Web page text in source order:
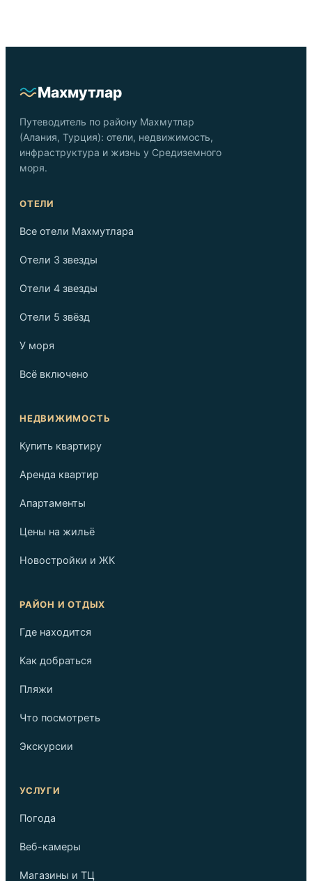
Махмутлар
Путеводитель по району Махмутлар
(Алания, Турция): отели, недвижимость,
инфраструктура и жизнь у Средиземного
моря.
ОТЕЛИ
Все отели Махмутлара
Отели 3 звезды
Отели 4 звезды
Отели 5 звёзд
У моря
Всё включено
НЕДВИЖИМОСТЬ
Купить квартиру
Аренда квартир
Апартаменты
Цены на жильё
Новостройки и ЖК
РАЙОН И ОТДЫХ
Где находится
Как добраться
Пляжи
Что посмотреть
Экскурсии
УСЛУГИ
Погода
Веб-камеры
Магазины и ТЦ